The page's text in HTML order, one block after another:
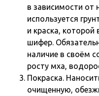
в зависимости
используется
и краска,
шифер.
наличие в своём
росту мха,
Покраска.
очищенную,